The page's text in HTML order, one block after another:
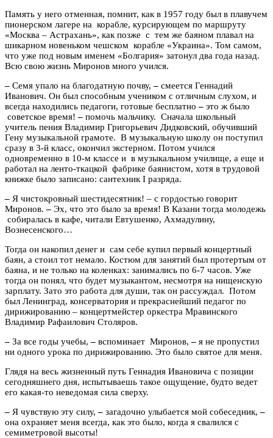
Память у него отменная, помнит, как в 1957 году был в плавучем
пионерском лагере на корабле, курсирующем по маршруту
«Москва – Астрахань», как позже с тем же баяном плавал на
шикарном новеньком чешском корабле «Украина». Том самом,
что уже под новым именем «Болгария» затонул два года назад.
Всю свою жизнь Миронов много учился.
– Семя упало на благодатную почву,– смеется Геннадий
Иванович. Он был способным учеником с отличным слухом, и
всегда находились педагоги, готовые бесплатно– это ж было
советское время!– помочь мальчику. Сначала школьный
учитель пения Владимир Григорьевич Дидковский, обучивший
Гену музыкальной грамоте. В музыкальную школу он поступил
сразу в 3-й класс, окончил экстерном. Потом учился
одновременно в 10-м классе и в музыкальном училище, а еще и
работал на ленто-ткацкой фабрике баянистом, хотя в трудовой
книжке было записано: сантехник I разряда.
– Я чистокровный шестидесятник! – с гордостью говорит
Миронов.– Эх, что это было за время! В Казани тогда молодежь
собиралась в кафе, читали Евтушенко, Ахмадулину,
Вознесенского…
Тогда он накопил денег и сам себе купил первый концертный
баян, а стоил тот немало. Костюм для занятий был протертым от
баяна, и не только на коленках: занимались по 6-7 часов. Уже
тогда он понял, что будет музыкантом, несмотря на нищенскую
зарплату. Зато это работа для души, так он рассуждал. Потом
был Ленинград, консерватория и прекраснейший педагог по
дирижированию – концертмейстер оркестра Мравинского
Владимир Рафаилович Столяров.
– За все годы учебы,– вспоминает Миронов,– я не пропустил
ни одного урока по дирижированию. Это было святое для меня.
Глядя на весь жизненный путь Геннадия Ивановича с позиции
сегодняшнего дня, испытываешь такое ощущение, будто ведет
его какая-то неведомая сила сверху.
– Я чувствую эту силу,– загадочно улыбается мой собеседник,–
она охраняет меня всегда, как это было, когда я свалился с
семиметровой высоты!